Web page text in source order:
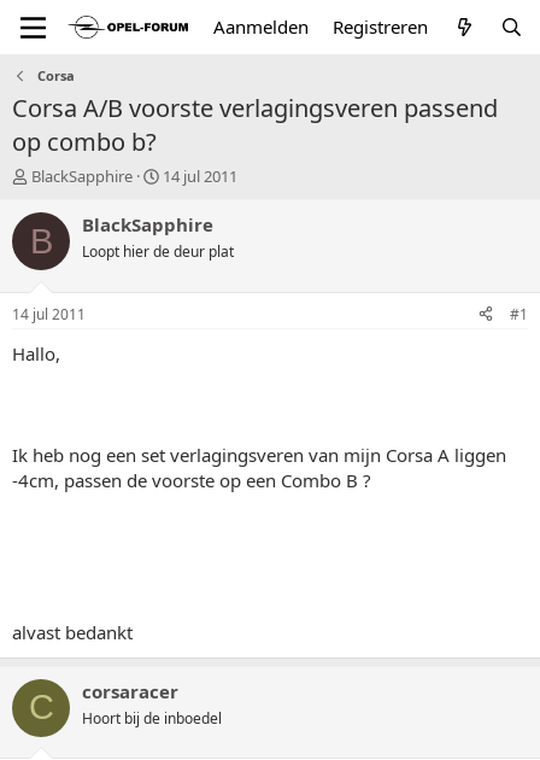
Aanmelden Registreren
Corsa
Corsa A/B voorste verlagingsveren passend
op combo b?
T
p
t
a
r
BlackSapphire
S
a
r
t
14 jul 2011
B BlackSapphire
Loopt hier de deur plat
14 jul 2011 #1
Hallo,
Ik heb nog een set verlagingsveren van mijn Corsa A liggen
-4cm, passen de voorste op een Combo B ?
alvast bedankt
C corsaracer
Hoort bij de inboedel